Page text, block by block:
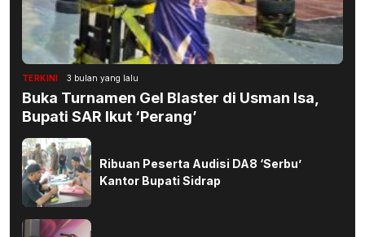
TERKINI 3 bulan yang lalu
Buka Turnamen Gel Blaster di Usman Isa,
Bupati SAR Ikut ‘Perang’
Ribuan Peserta Audisi DA8 ‘Serbu’
Kantor Bupati Sidrap